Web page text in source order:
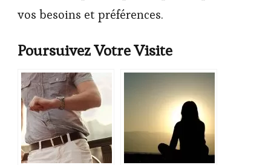
vos besoins et préférences.
Poursuivez Votre Visite